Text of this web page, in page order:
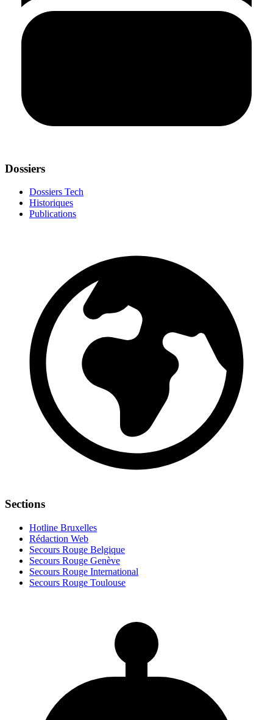
Dossiers
Dossiers Tech
Historiques
Publications
Sections
Hotline Bruxelles
Rédaction Web
Secours Rouge Belgique
Secours Rouge Genève
Secours Rouge International
Secours Rouge Toulouse